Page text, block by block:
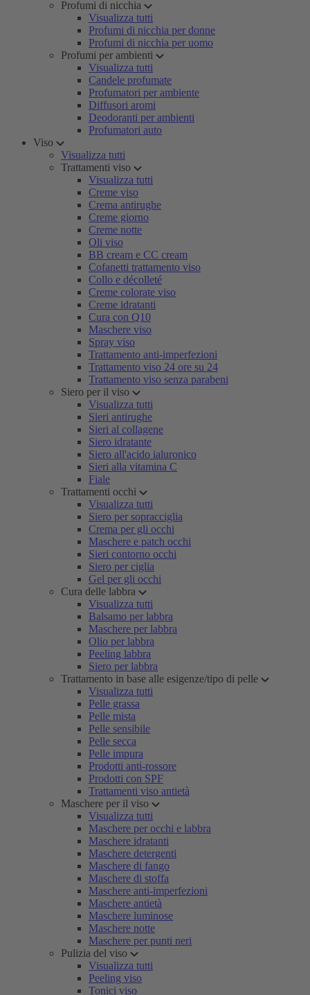
Profumi di nicchia
Visualizza tutti
Profumi di nicchia per donne
Profumi di nicchia per uomo
Profumi per ambienti
Visualizza tutti
Candele profumate
Profumatori per ambiente
Diffusori aromi
Deodoranti per ambienti
Profumatori auto
Viso
Visualizza tutti
Trattamenti viso
Visualizza tutti
Creme viso
Crema antirughe
Creme giorno
Creme notte
Oli viso
BB cream e CC cream
Cofanetti trattamento viso
Collo e décolleté
Creme colorate viso
Creme idratanti
Cura con Q10
Maschere viso
Spray viso
Trattamento anti-imperfezioni
Trattamento viso 24 ore su 24
Trattamento viso senza parabeni
Siero per il viso
Visualizza tutti
Sieri antirughe
Sieri al collagene
Siero idratante
Siero all'acido ialuronico
Sieri alla vitamina C
Fiale
Trattamenti occhi
Visualizza tutti
Siero per sopracciglia
Crema per gli occhi
Maschere e patch occhi
Sieri contorno occhi
Siero per ciglia
Gel per gli occhi
Cura delle labbra
Visualizza tutti
Balsamo per labbra
Maschere per labbra
Olio per labbra
Peeling labbra
Siero per labbra
Trattamento in base alle esigenze/tipo di pelle
Visualizza tutti
Pelle grassa
Pelle mista
Pelle sensibile
Pelle secca
Pelle impura
Prodotti anti-rossore
Prodotti con SPF
Trattamenti viso antietà
Maschere per il viso
Visualizza tutti
Maschere per occhi e labbra
Maschere idratanti
Maschere detergenti
Maschere di fango
Maschere di stoffa
Maschere anti-imperfezioni
Maschere antietà
Maschere luminose
Maschere notte
Maschere per punti neri
Pulizia del viso
Visualizza tutti
Peeling viso
Tonici viso